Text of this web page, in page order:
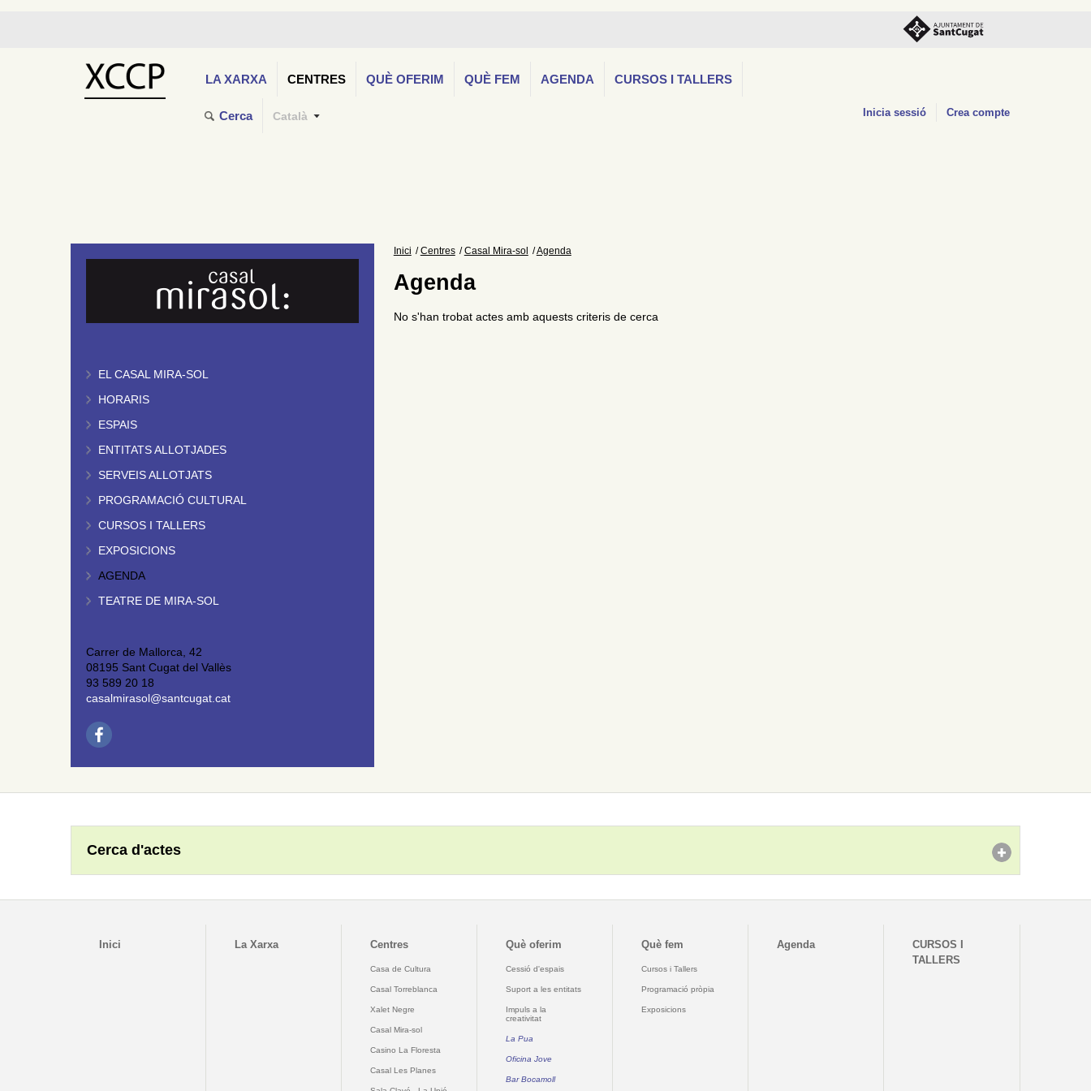
LA XARXA CENTRES QUÈ OFERIM QUÈ FEM AGENDA CURSOS I TALLERS
Cerca Català Inicia sessió Crea compte
EL CASAL MIRA-SOL
HORARIS
ESPAIS
ENTITATS ALLOTJADES
SERVEIS ALLOTJATS
PROGRAMACIÓ CULTURAL
CURSOS I TALLERS
EXPOSICIONS
AGENDA
TEATRE DE MIRA-SOL
Carrer de Mallorca, 42
08195 Sant Cugat del Vallès
93 589 20 18
casalmirasol@santcugat.cat
Inici Centres Casal Mira-sol Agenda
Agenda
No s'han trobat actes amb aquests criteris de cerca
Cerca d'actes
Inici La Xarxa Centres
Casa de Cultura
Casal Torreblanca
Xalet Negre
Casal Mira-sol
Casino La Floresta
Casal Les Planes
Què oferim
Cessió d'espais
Suport a les entitats
Impuls a la
creativitat
La Pua
Oficina Jove
Bar Bocamoll
Què fem
Cursos i Tallers
Programació pròpia
Exposicions
Agenda
CURSOS I
TALLERS